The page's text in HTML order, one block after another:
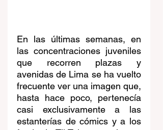
En las últimas semanas, en
las concentraciones juveniles
que recorren plazas y
avenidas de Lima se ha vuelto
frecuente ver una imagen que,
hasta hace poco, pertenecía
casi exclusivamente a las
estanterías de cómics y a los